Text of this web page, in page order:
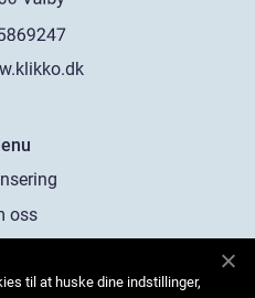
oss
oss
til at huske dine indstillinger,